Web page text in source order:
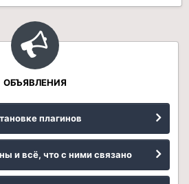
ОБЪЯВЛЕНИЯ
плагинов
и всё, что с ними связано